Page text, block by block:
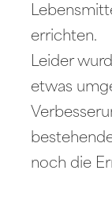
errichten.
Leider
etwas
noch die